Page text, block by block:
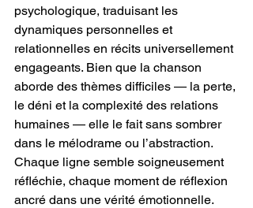
psychologique, traduisant les
dynamiques personnelles et
relationnelles en récits universellement
engageants. Bien que la chanson
aborde des thèmes difficiles — la perte,
le déni et la complexité des relations
humaines — elle le fait sans sombrer
dans le mélodrame ou l’abstraction.
Chaque ligne semble soigneusement
réfléchie, chaque moment de réflexion
ancré dans une vérité émotionnelle.